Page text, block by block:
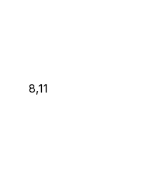
8,11